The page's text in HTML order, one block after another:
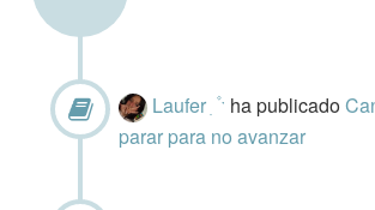
Laufer ִ ۫ ˑ ha publicado
parar para no avanzar